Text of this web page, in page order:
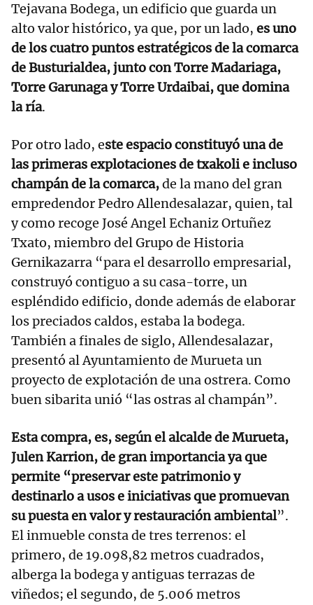
Tejavana Bodega, un edificio que guarda un
alto valor histórico, ya que, por un lado, es uno
de los cuatro puntos estratégicos de la comarca
de Busturialdea, junto con Torre Madariaga,
Torre Garunaga y Torre Urdaibai, que domina
la ría.
Por otro lado, este espacio constituyó una de
las primeras explotaciones de txakoli e incluso
champán de la comarca,de la mano del gran
empredendor Pedro Allendesalazar, quien, tal
y como recoge José Angel Echaniz Ortuñez
Txato, miembro del Grupo de Historia
Gernikazarra “para el desarrollo empresarial,
construyó contiguo a su casa-torre, un
espléndido edificio, donde además de elaborar
los preciados caldos, estaba la bodega.
También a finales de siglo, Allendesalazar,
presentó al Ayuntamiento de Murueta un
proyecto de explotación de una ostrera. Como
buen sibarita unió “las ostras al champán”.
Esta compra, es, según el alcalde de Murueta,
Julen Karrion, de gran importancia ya que
permite “preservar este patrimonio y
destinarlo a usos e iniciativas que promuevan
su puesta en valor y restauración ambiental”.
El inmueble consta de tres terrenos: el
primero, de 19.098,82 metros cuadrados,
alberga la bodega y antiguas terrazas de
viñedos; el segundo, de 5.006 metros